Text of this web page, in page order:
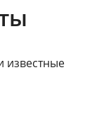
известные